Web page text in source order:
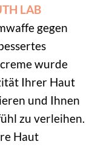
LAB
gegen
wurde
Ihrer Haut
und Ihnen
zu verleihen.
Haut